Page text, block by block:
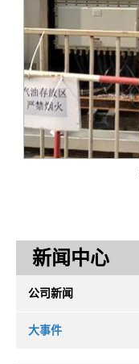
新闻中心
公司新闻
大事件